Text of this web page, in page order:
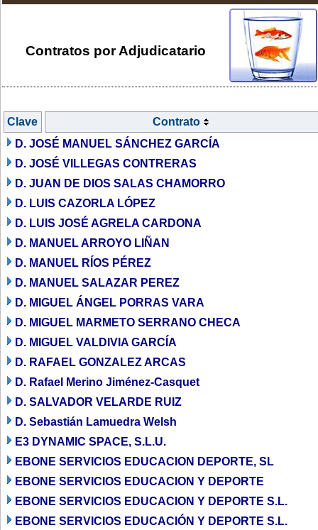
Contratos por Adjudicatario
Clave
Contrato
D. JOSÉ MANUEL SÁNCHEZ GARCÍA
D. JOSÉ VILLEGAS CONTRERAS
D. JUAN DE DIOS SALAS CHAMORRO
D. LUIS CAZORLA LÓPEZ
D. LUIS JOSÉ AGRELA CARDONA
D. MANUEL ARROYO LIÑAN
D. MANUEL RÍOS PÉREZ
D. MANUEL SALAZAR PEREZ
D. MIGUEL ÁNGEL PORRAS VARA
D. MIGUEL MARMETO SERRANO CHECA
D. MIGUEL VALDIVIA GARCÍA
D. RAFAEL GONZALEZ ARCAS
D. Rafael Merino Jiménez-Casquet
D. SALVADOR VELARDE RUIZ
D. Sebastián Lamuedra Welsh
E3 DYNAMIC SPACE, S.L.U.
EBONE SERVICIOS EDUCACION DEPORTE, SL
EBONE SERVICIOS EDUCACION Y DEPORTE
EBONE SERVICIOS EDUCACION Y DEPORTE S.L.
EBONE SERVICIOS EDUCACIÓN Y DEPORTE S.L.